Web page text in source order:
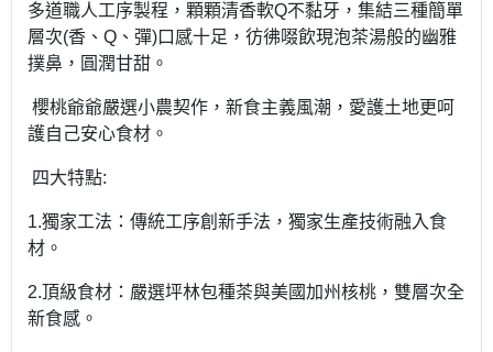
多道職人工序製程，顆顆清香軟Q不黏牙，集結三種簡單
層次(香、Q、彈)口感十足，彷彿啜飲現泡茶湯般的幽雅
撲鼻，圓潤甘甜。
櫻桃爺爺嚴選小農契作，新食主義風潮，愛護土地更呵
護自己安心食材。
四大特點:
1.獨家工法：傳統工序創新手法，獨家生產技術融入食
材。
2.頂級食材：嚴選坪林包種茶與美國加州核桃，雙層次全
新食感。